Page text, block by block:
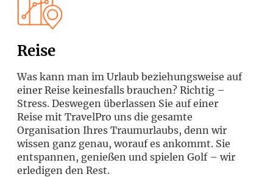
Reise
Was kann man im Urlaub beziehungsweise auf
einer Reise keinesfalls brauchen? Richtig –
Stress. Deswegen überlassen Sie auf einer
Reise mit TravelPro uns die gesamte
Organisation Ihres Traumurlaubs, denn wir
wissen ganz genau, worauf es ankommt. Sie
entspannen, genießen und spielen Golf – wir
erledigen den Rest.